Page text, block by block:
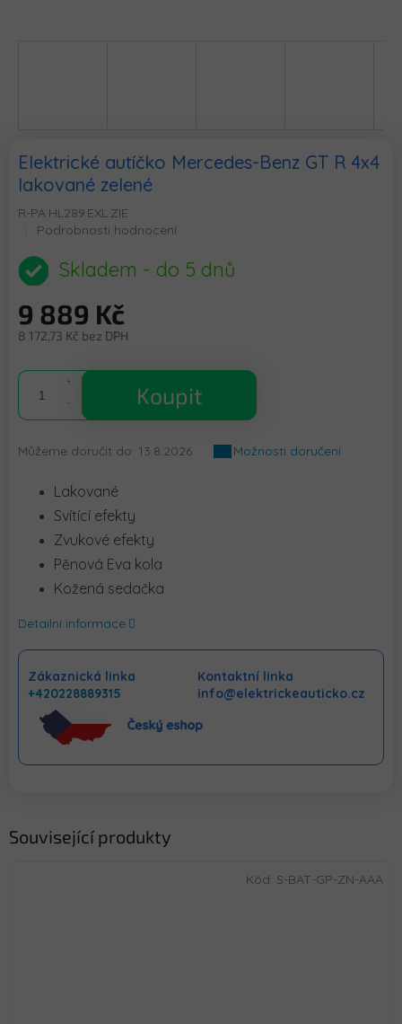
Elektrické autíčko Mercedes-Benz GT R 4x4
lakované zelené
R-PA.HL289.EXL.ZIE
Průměrné
produktu
je
z
5
Podrobnosti hodnocení
Skladem - do 5 dnů
9 889 Kč
8 172,73 Kč bez DPH
cena:
Koupit
Můžeme doručit do: 13.8.2026 Možnosti doručení
Lakované
Svítící efekty
Zvukové efekty
Pěnová Eva kola
Kožená sedačka
Detailní informace
Zákaznická linka
+420228889315
Kontaktní linka
info@elektrickeauticko.cz
Související produkty
Kód: S-BAT-GP-ZN-AAA